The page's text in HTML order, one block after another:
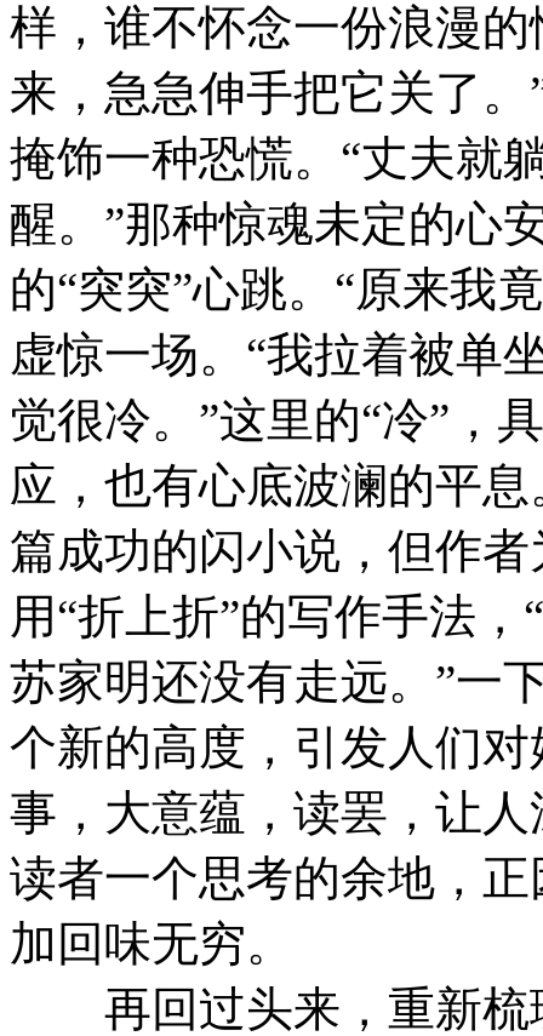
样，谁不怀念一份浪漫
来，急急伸手把它关了。
掩饰一种恐慌。“丈夫就
醒。”那种惊魂未定的心
的“突突”心跳。“原来我
虚惊一场。“我拉着被单
觉很冷。”这里的“冷”，
应，也有心底波澜的平
篇成功的闪小说，但作
用“折上折”的写作手法
苏家明还没有走远。”一
个新的高度，引发人们
事，大意蕴，读罢，让
读者一个思考的余地，
加回味无穷。
再回过头来，重新梳